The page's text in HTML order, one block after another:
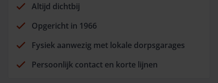
Altijd dichtbij
Opgericht in 1966
Fysiek aanwezig met lokale dorpsgarages
Persoonlijk contact en korte lijnen